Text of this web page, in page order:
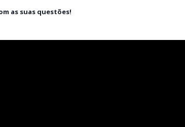
as suas questões!